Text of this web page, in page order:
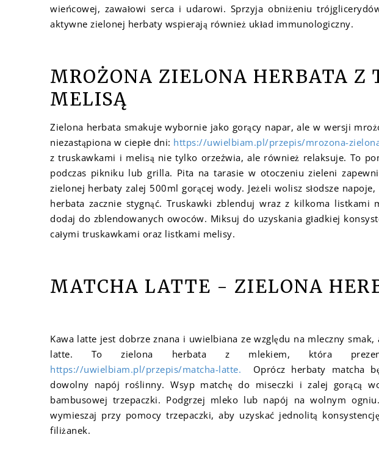
wieńcowej, zawałowi serca i udarowi. Sprzyja obniżeniu
aktywne zielonej herbaty wspierają również układ immunologiczny.
MROŻONA ZIELONA HERBATA Z
MELISĄ
Zielona herbata smakuje wybornie jako gorący napar, ale w wersji
niezastąpiona w ciepłe dni: https://uwielbiam.pl/przepis/mrozona-
z truskawkami i melisą nie tylko orzeźwia, ale również relaksuje. To
podczas pikniku lub grilla. Pita na tarasie w otoczeniu zieleni
zielonej herbaty zalej 500ml gorącej wody. Jeżeli wolisz słodsze
herbata zacznie stygnąć. Truskawki zblenduj wraz z kilkoma listkami
dodaj do zblendowanych owoców. Miksuj do uzyskania gładkiej
całymi truskawkami oraz listkami melisy.
MATCHA LATTE - ZIELONA
Kawa latte jest dobrze znana i uwielbiana ze względu na mleczny
latte. To zielona herbata z mlekiem, która
https://uwielbiam.pl/przepis/matcha-latte. Oprócz herbaty matcha
dowolny napój roślinny. Wsyp matchę do miseczki i zalej gorącą
bambusowej trzepaczki. Podgrzej mleko lub napój na wolnym
wymieszaj przy pomocy trzepaczki, aby uzyskać jednolitą
filiżanek.